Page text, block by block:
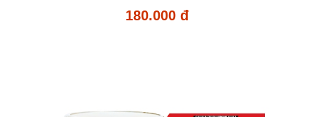
180.000 đ